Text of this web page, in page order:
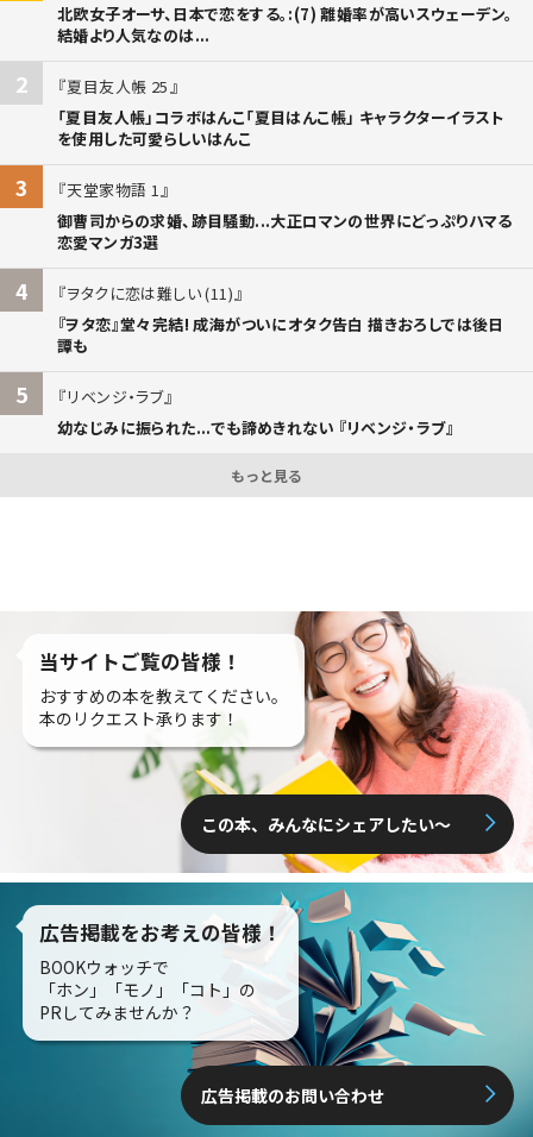
北欧女子オーサ、日本で恋をする。:(7) 離婚率が高いスウェーデン。
結婚より人気なのは...
2
夏目友人帳 25
「夏目友人帳」コラボはんこ「夏目はんこ帳」 キャラクターイラスト
を使用した可愛らしいはんこ
3
天堂家物語 1
御曹司からの求婚、跡目騒動...大正ロマンの世界にどっぷりハマる
恋愛マンガ3選
4
ヲタクに恋は難しい (11)
『ヲタ恋』堂々完結! 成海がついにオタク告白 描きおろしでは後日
譚も
5
リベンジ・ラブ
幼なじみに振られた...でも諦めきれない 『リベンジ・ラブ』
もっと見る
当サイトご覧の皆様！
おすすめの本を教えてください。
本のリクエスト承ります！
この本、みんなにシェアしたい〜
広告掲載をお考えの皆様！
BOOKウォッチで
「ホン」「モノ」「コト」の
PRしてみませんか？
広告掲載のお問い合わせ